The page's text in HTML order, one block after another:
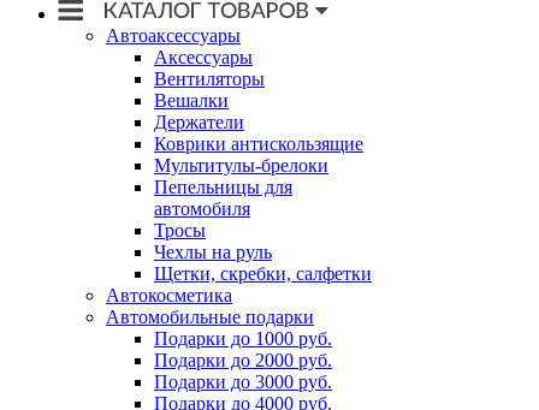
Автоаксессуары
Аксессуары
Вентиляторы
Вешалки
Держатели
Коврики антискользящие
Мультитулы-брелоки
Пепельницы для
автомобиля
Тросы
Чехлы на руль
Щетки, скребки, салфетки
Автокосметика
Автомобильные подарки
Подарки до 1000 руб.
Подарки до 2000 руб.
Подарки до 3000 руб.
Подарки до 4000 руб.